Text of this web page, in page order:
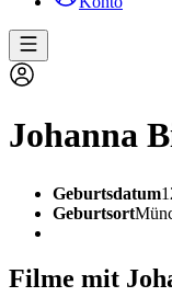
Johanna
Geburtsdatum
Geburtsort
Filme mit